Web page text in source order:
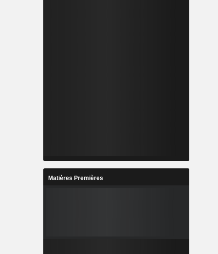
Matières Premières